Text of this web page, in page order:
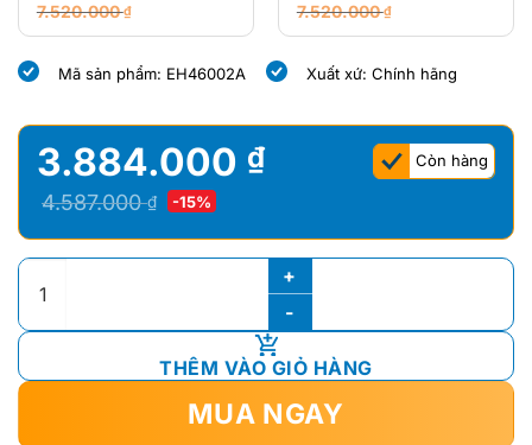
7.520.000₫
Giá
gốc
là:
Giá
hiện
tại
6.554.000 ₫.
7.520.000₫
Giá
là:
Giá
tại
6.554.000 ₫.
Mã sản phẩm: EH46002A Xuất xứ: Chính hãng
4.587.000₫
Giá
là:
4.587.000 ₫.
3.884.000 ₫
Giá
tại
là:
3.884.000 ₫.
-15%
Còn hàng
Tủ Lavabo Caesar EH46002A số lượng
THÊM VÀO GIỎ HÀNG
MUA NGAY